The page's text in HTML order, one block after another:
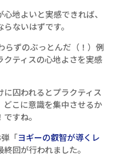
地よいと実感できれば、
ないはずです。
らずのぶっとんだ（！）例
クティスの心地よさを実感
囚われるとプラクティス
こに意識を集中させるか
すね。
「ヨギーの叡智が導くレ
終回が行われました。